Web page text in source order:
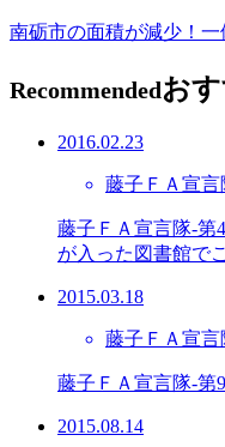
南砺市の面積が減少！
Recommendedお
2016.02.23
藤子ＦＡ宣言
藤子ＦＡ宣言隊-第
が入った図書館で
2015.03.18
藤子ＦＡ宣言
藤子ＦＡ宣言隊-第
2015.08.14